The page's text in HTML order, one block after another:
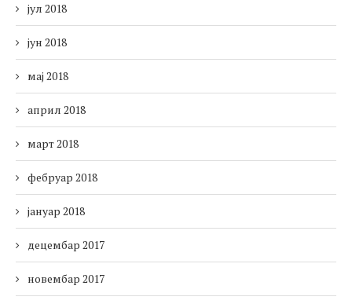
јул 2018
јун 2018
мај 2018
април 2018
март 2018
фебруар 2018
јануар 2018
децембар 2017
новембар 2017